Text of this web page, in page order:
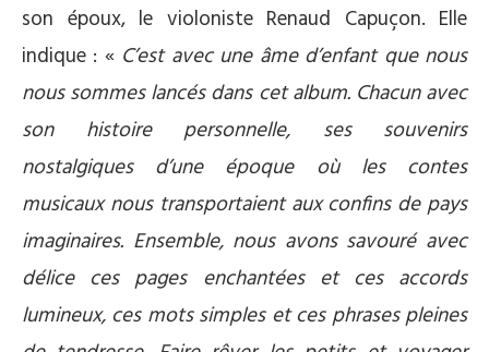
son époux, le violoniste Renaud Capuçon. Elle
indique : « C’est avec une âme d’enfant que nous
nous sommes lancés dans cet album. Chacun avec
son histoire personnelle, ses souvenirs
nostalgiques d’une époque où les contes
musicaux nous transportaient aux confins de pays
imaginaires. Ensemble, nous avons savouré avec
délice ces pages enchantées et ces accords
lumineux, ces mots simples et ces phrases pleines